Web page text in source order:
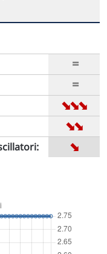
=
=
➡
➡
➡
➡
➡
➡